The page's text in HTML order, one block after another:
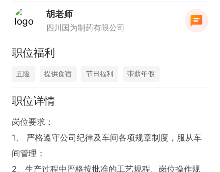
胡老师
四川国为制药有限公司
职位福利
五险 提供食宿 节日福利 带薪年假
职位详情
岗位要求：
1、 严格遵守公司纪律及车间各项规章制度，服从车
间管理；
2、生产过程中严格按批准的工艺规程、岗位操作规